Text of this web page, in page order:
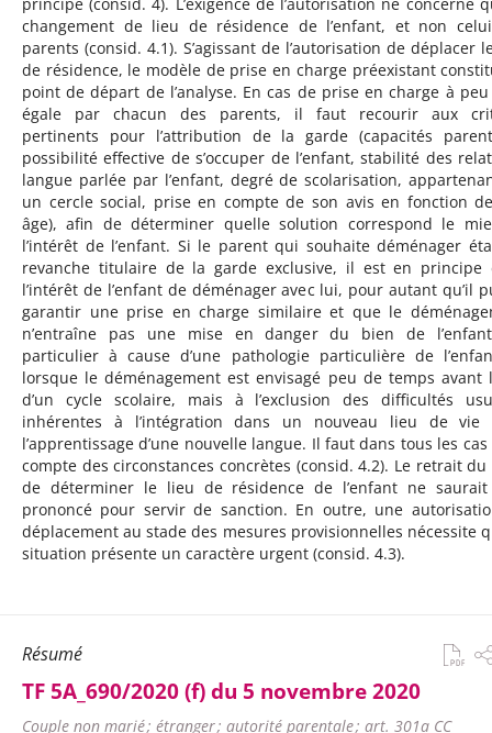
changement de lieu de résidence de l’enfant, et non
parents (consid. 4.1). S’agissant de l’autorisation de déplacer
de résidence, le modèle de prise en charge préexistant
point de départ de l’analyse. En cas de prise en charge à
égale par chacun des parents, il faut recourir aux
pertinents pour l’attribution de la garde (capacités
possibilité effective de s’occuper de l’enfant, stabilité des
langue parlée par l’enfant, degré de scolarisation,
un cercle social, prise en compte de son avis en fonction
âge), afin de déterminer quelle solution correspond le
l’intérêt de l’enfant. Si le parent qui souhaite déménager
revanche titulaire de la garde exclusive, il est en principe
l’intérêt de l’enfant de déménager avec lui, pour autant qu’il
garantir une prise en charge similaire et que le
n’entraîne pas une mise en danger du bien de
particulier à cause d’une pathologie particulière de
lorsque le déménagement est envisagé peu de temps avant
d’un cycle scolaire, mais à l’exclusion des difficultés
inhérentes à l’intégration dans un nouveau lieu de
l’apprentissage d’une nouvelle langue. Il faut dans tous les
compte des circonstances concrètes (consid. 4.2). Le retrait
de déterminer le lieu de résidence de l’enfant ne
prononcé pour servir de sanction. En outre, une
déplacement au stade des mesures provisionnelles nécessite
situation présente un caractère urgent (consid. 4.3).
Résumé
TF 5A_690/2020 (f) du 5 novembre 2020
Couple non marié ; étranger ; autorité parentale ; art. 301a CC